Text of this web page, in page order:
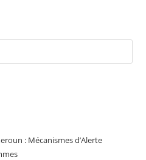
: Mécanismes d’Alerte